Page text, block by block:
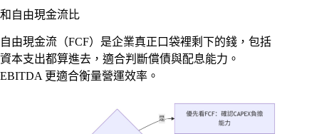
和自由現金流比
自由現金流（FCF）是企業真正口袋裡剩下的錢，包括
資本支出都算進去，適合判斷償債與配息能力。
EBITDA 更適合衡量營運效率。